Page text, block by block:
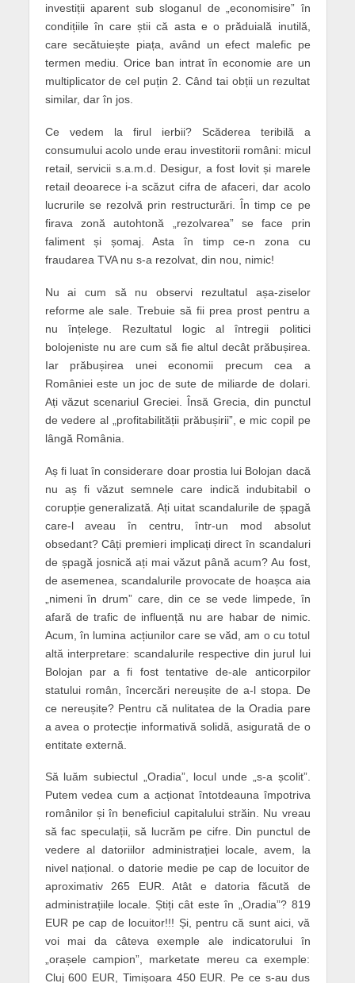
investiții aparent sub sloganul de „economisire” în
condițiile în care știi că asta e o prăduială inutilă,
care secătuiește piața, având un efect malefic pe
termen mediu. Orice ban intrat în economie are un
multiplicator de cel puțin 2. Când tai obții un rezultat
similar, dar în jos.
Ce vedem la firul ierbii? Scăderea teribilă a
consumului acolo unde erau investitorii români: micul
retail, servicii s.a.m.d. Desigur, a fost lovit și marele
retail deoarece i-a scăzut cifra de afaceri, dar acolo
lucrurile se rezolvă prin restructurări. În timp ce pe
firava zonă autohtonă „rezolvarea” se face prin
faliment și șomaj. Asta în timp ce-n zona cu
fraudarea TVA nu s-a rezolvat, din nou, nimic!
Nu ai cum să nu observi rezultatul așa-ziselor
reforme ale sale. Trebuie să fii prea prost pentru a
nu înțelege. Rezultatul logic al întregii politici
bolojeniste nu are cum să fie altul decât prăbușirea.
Iar prăbușirea unei economii precum cea a
României este un joc de sute de miliarde de dolari.
Ați văzut scenariul Greciei. Însă Grecia, din punctul
de vedere al „profitabilității prăbușirii”, e mic copil pe
lângă România.
Aș fi luat în considerare doar prostia lui Bolojan dacă
nu aș fi văzut semnele care indică indubitabil o
corupție generalizată. Ați uitat scandalurile de șpagă
care-l aveau în centru, într-un mod absolut
obsedant? Câți premieri implicați direct în scandaluri
de șpagă josnică ați mai văzut până acum? Au fost,
de asemenea, scandalurile provocate de hoașca aia
„nimeni în drum” care, din ce se vede limpede, în
afară de trafic de influență nu are habar de nimic.
Acum, în lumina acțiunilor care se văd, am o cu totul
altă interpretare: scandalurile respective din jurul lui
Bolojan par a fi fost tentative de-ale anticorpilor
statului român, încercări nereușite de a-l stopa. De
ce nereușite? Pentru că nulitatea de la Oradia pare
a avea o protecție informativă solidă, asigurată de o
entitate externă.
Să luăm subiectul „Oradia”, locul unde „s-a școlit”.
Putem vedea cum a acționat întotdeauna împotriva
românilor și în beneficiul capitalului străin. Nu vreau
să fac speculații, să lucrăm pe cifre. Din punctul de
vedere al datoriilor administrației locale, avem, la
nivel național. o datorie medie pe cap de locuitor de
aproximativ 265 EUR. Atât e datoria făcută de
administrațiile locale. Știți cât este în „Oradia”? 819
EUR pe cap de locuitor!!! Și, pentru că sunt aici, vă
voi mai da câteva exemple ale indicatorului în
„orașele campion”, marketate mereu ca exemple:
Cluj 600 EUR, Timișoara 450 EUR. Pe ce s-au dus